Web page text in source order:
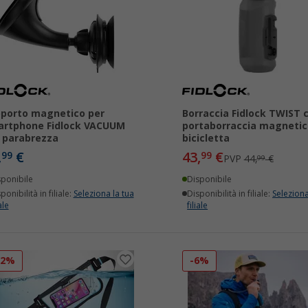
magnetico per
Fidlock VACUUM
parabrezza
99 €
in filiale: Seleziona la tua
Borraccia Fidlock TWIST
portaborraccia
bicicletta
43,99€PVP44,99€
Disponibile
Disponibilità in filiale:
filiale
-6%